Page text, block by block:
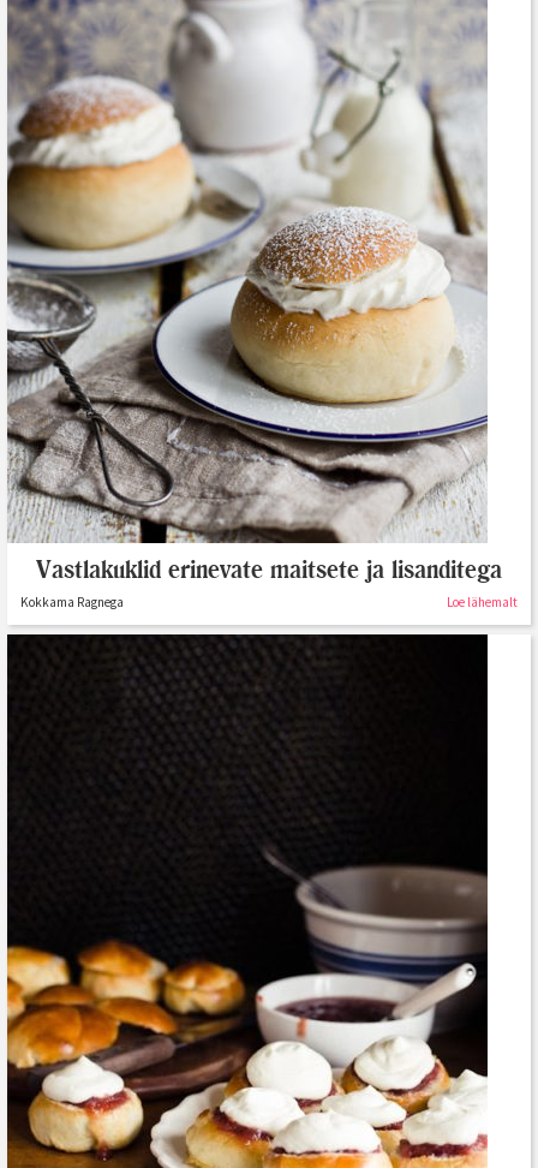
Vastlakuklid erinevate maitsete ja lisanditega
Kokkama Ragnega Loe lähemalt